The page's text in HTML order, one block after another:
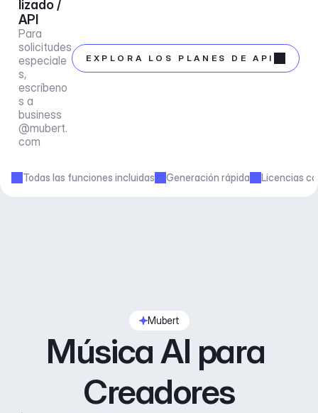
lizado /
API
Para
solicitudes
especiale
s,
escríbeno
business
@mubert.
com
EXPLORA LOS PLANES DE API
Todas las funciones incluidas Generación rápida Licencias
Mubert
Música AI para
Creadores